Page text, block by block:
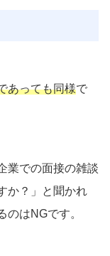
あっても同様で
業での面接の雑談
か？」と聞かれ
のはNGです。